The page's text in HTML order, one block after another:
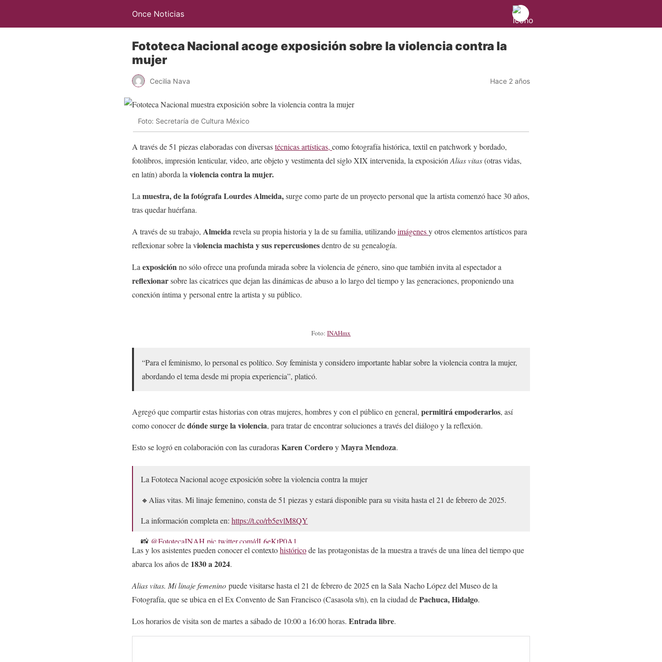
Once Noticias
Fototeca Nacional acoge exposición sobre la violencia contra la
mujer
Cecilia Nava Hace 2 años
Foto: Secretaría de Cultura México
A través de 51 piezas elaboradas con diversastécnicas artísticas, como fotografía histórica, textil en patchwork y bordado,
fotolibros, impresión lenticular, video, arte objeto y vestimenta del siglo XIX intervenida, la exposición Alias vitas(otras vidas,
en latín) aborda la violencia contra la mujer.
La muestra, de la fotógrafa Lourdes Almeida,surge como parte de un proyecto personal que la artista comenzó hace 30 años,
tras quedar huérfana.
A través de su trabajo, Almeidarevela su propia historia y la de su familia, utilizandoimágenesy otros elementos artísticos para
reflexionar sobre la violencia machista y sus repercusionesdentro de su genealogía.
La exposiciónno sólo ofrece una profunda mirada sobre la violencia de género, sino que también invita al espectador a
reflexionarsobre las cicatrices que dejan las dinámicas de abuso a lo largo del tiempo y las generaciones, proponiendo una
conexión íntima y personal entre la artista y su público.
Foto: INAHmx
“Para el feminismo, lo personal es político. Soy feminista y considero importante hablar sobre la violencia contra la mujer,
abordando el tema desde mi propia experiencia”, platicó.
Agregó que compartir estas historias con otras mujeres, hombres y con el público en general, permitirá empoderarlos, así
como conocer dedónde surge la violencia, para tratar de encontrar soluciones a través del diálogo y la reflexión.
Esto se logró en colaboración con las curadorasKaren CorderoyMayra Mendoza.
La Fototeca Nacional acoge exposición sobre la violencia contra la mujer
🔸Alias vitas. Mi linaje femenino, consta de 51 piezas y estará disponible para su visita hasta el 21 de febrero de 2025.
La información completa en: https://t.co/rb5evlM8QY
📸 @FototecaINAH pic.twitter.com/dL6eKtP0A1
— INAH (@INAHmx)November 7, 2024
Las y los asistentes pueden conocer el contextohistóricode las protagonistas de la muestra a través de una línea del tiempo que
abarca los años de 1830 a 2024.
Alias vitas. Mi linaje femenino puede visitarse hasta el 21 de febrero de 2025 en la Sala Nacho López del Museo de la
Fotografía, que se ubica en el Ex Convento de San Francisco (Casasola s/n), en la ciudad dePachuca, Hidalgo.
Los horarios de visita son de martes a sábado de 10:00 a 16:00 horas. Entrada libre.